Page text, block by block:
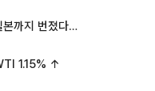
축구협회 '성 접대 의혹' 일본까지 번졌다…日 심판 실명 공개
1.15% ↑